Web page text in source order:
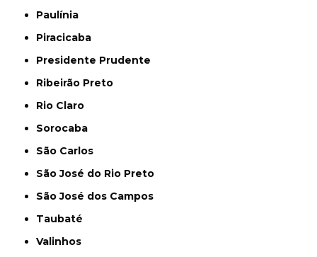
Paulínia
Piracicaba
Presidente Prudente
Ribeirão Preto
Rio Claro
Sorocaba
São Carlos
São José do Rio Preto
São José dos Campos
Taubaté
Valinhos